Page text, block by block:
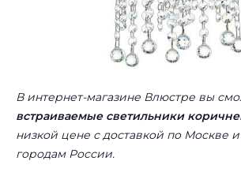
В интернет-магазине Влюстре вы
встраиваемые светильники
низкой цене с доставкой по Москве
городам России.